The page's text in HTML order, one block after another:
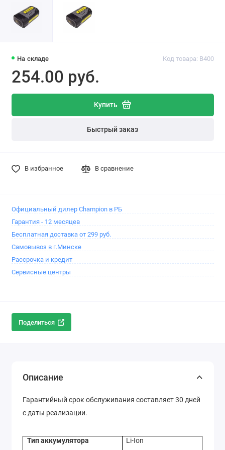
На складе Код товара: B400
254.00 pуб.
Купить
Быстрый заказ
В избранное В сравнение
Официальный дилер Champion в РБ
Гарантия - 12 месяцев
Бесплатная доставка от 299 руб.
Самовывоз в г.Минске
Рассрочка и кредит
Сервисные центры
Поделиться
Описание
Гарантийный срок обслуживания составляет 30 дней
с даты реализации.
Тип аккумулятора
Li-Ion